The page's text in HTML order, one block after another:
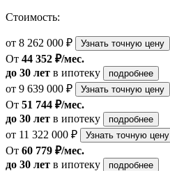
Стоимость:
от 8 262 000 ₽ Узнать точную цену
От 44 352 ₽/мес.
до 30 лет в ипотеку подробнее
от 9 639 000 ₽ Узнать точную цену
От 51 744 ₽/мес.
до 30 лет в ипотеку подробнее
от 11 322 000 ₽ Узнать точную цену
От 60 779 ₽/мес.
до 30 лет в ипотеку подробнее